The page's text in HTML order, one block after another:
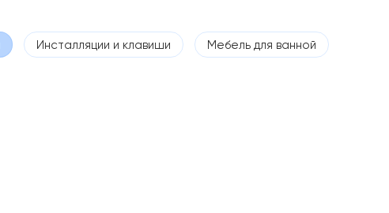
Инсталляции и клавиши Мебель для ванной